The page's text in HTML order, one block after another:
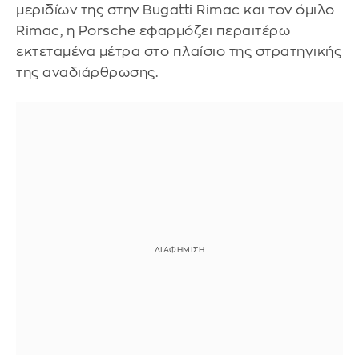
μεριδίων της στην Bugatti Rimac και τον όμιλο
Rimac, η Porsche εφαρμόζει περαιτέρω
εκτεταμένα μέτρα στο πλαίσιο της στρατηγικής
της αναδιάρθρωσης.